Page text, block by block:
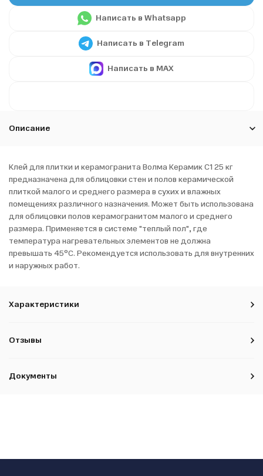
Написать в Whatsapp
Написать в Telegram
Написать в MAX
Описание
Клей для плитки и керамогранита Волма Керамик С1 25 кг
предназначена для облицовки стен и полов керамической
плиткой малого и среднего размера в сухих и влажных
помещениях различного назначения. Может быть использована
для облицовки полов керамогранитом малого и среднего
размера. Применяется в системе "теплый пол", где
температура нагревательных элементов не должна
превышать 45°С. Рекомендуется использовать для внутренних
и наружных работ.
Характеристики
Отзывы
Документы